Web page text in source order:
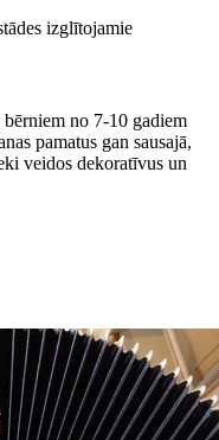
izglītojamie
no 7-10 gadiem
pamatus gan sausajā,
veidos dekoratīvus un